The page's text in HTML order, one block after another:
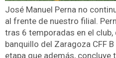
José Manuel Perna no
al frente de nuestro filial.
tras 6 temporadas en el
banquillo del Zaragoza CFF
etapa que además, concluye